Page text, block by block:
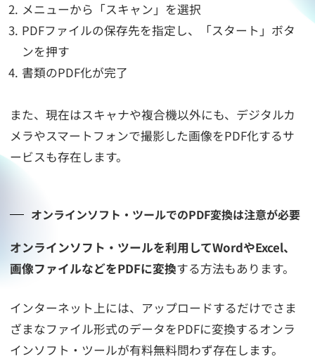
メニューから「スキャン」を選択
PDFファイルの保存先を指定し、「スタート」ボタ
ンを押す
書類のPDF化が完了
また、現在はスキャナや複合機以外にも、デジタルカ
メラやスマートフォンで撮影した画像をPDF化するサ
ービスも存在します。
オンラインソフト・ツールでのPDF変換は注意が必要
オンラインソフト・ツールを利用してWordやExcel、
画像ファイルなどをPDFに変換する方法もあります。
インターネット上には、アップロードするだけでさま
ざまなファイル形式のデータをPDFに変換するオンラ
インソフト・ツールが有料無料問わず存在します。